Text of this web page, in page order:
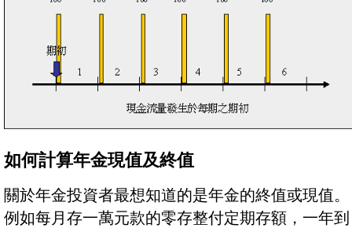
如何計算年金現值及終值
關於年金投資者最想知道的是年金的終值或現值。
例如每月存一萬元款的零存整付定期存額，一年到